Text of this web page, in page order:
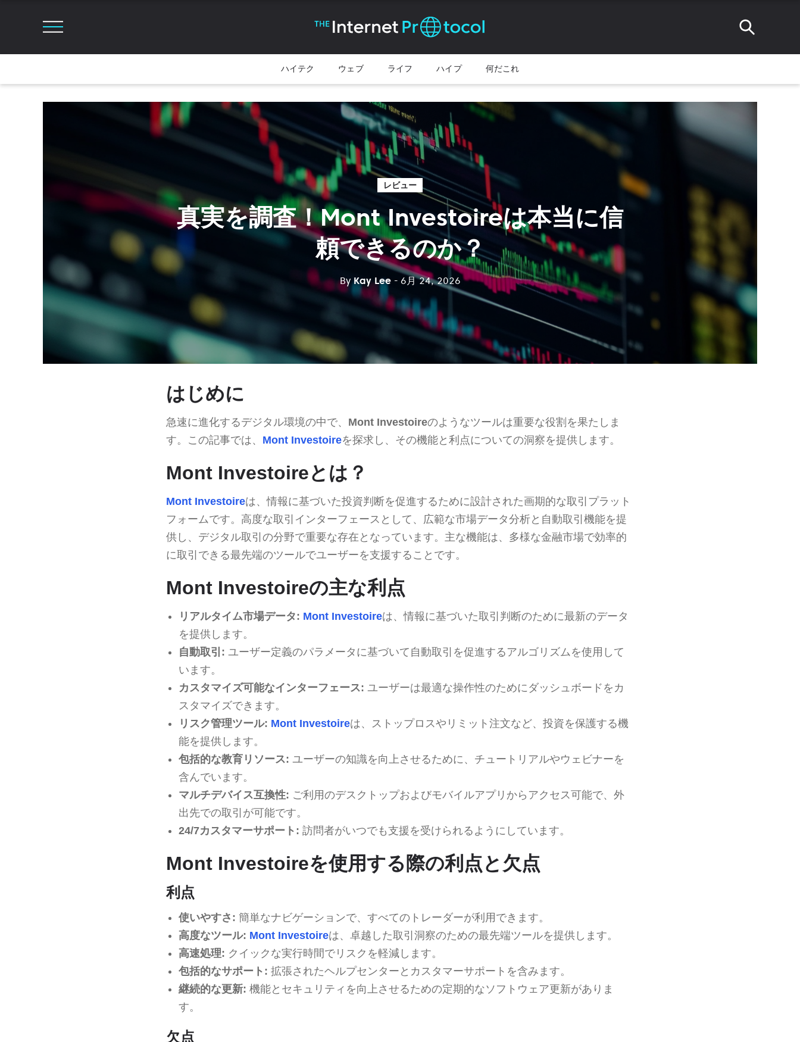
ハイテク ウェブ ライフ ハイプ 何だこれ
レビュー
真実を調査！Mont Investoireは本当に信
頼できるのか？
ByKay Lee - 6月 24, 2026
はじめに
急速に進化するデジタル環境の中で、 Mont Investoireのようなツールは重要な役割を果たしま
す。この記事では、 Mont Investoireを探求し、その機能と利点についての洞察を提供します。
Mont Investoireとは？
Mont Investoireは、情報に基づいた投資判断を促進するために設計された画期的な取引プラット
フォームです。高度な取引インターフェースとして、広範な市場データ分析と自動取引機能を提
供し、デジタル取引の分野で重要な存在となっています。主な機能は、多様な金融市場で効率的
に取引できる最先端のツールでユーザーを支援することです。
Mont Investoireの主な利点
リアルタイム市場データ: Mont Investoireは、情報に基づいた取引判断のために最新のデータ
を提供します。
自動取引: ユーザー定義のパラメータに基づいて自動取引を促進するアルゴリズムを使用して
います。
カスタマイズ可能なインターフェース: ユーザーは最適な操作性のためにダッシュボードをカ
スタマイズできます。
リスク管理ツール: Mont Investoireは、ストップロスやリミット注文など、投資を保護する機
能を提供します。
包括的な教育リソース: ユーザーの知識を向上させるために、チュートリアルやウェビナーを
含んでいます。
マルチデバイス互換性: ご利用のデスクトップおよびモバイルアプリからアクセス可能で、外
出先での取引が可能です。
24/7カスタマーサポート: 訪問者がいつでも支援を受けられるようにしています。
Mont Investoireを使用する際の利点と欠点
利点
使いやすさ: 簡単なナビゲーションで、すべてのトレーダーが利用できます。
高度なツール: Mont Investoireは、卓越した取引洞察のための最先端ツールを提供します。
高速処理: クイックな実行時間でリスクを軽減します。
包括的なサポート: 拡張されたヘルプセンターとカスタマーサポートを含みます。
継続的な更新: 機能とセキュリティを向上させるための定期的なソフトウェア更新がありま
す。
欠点